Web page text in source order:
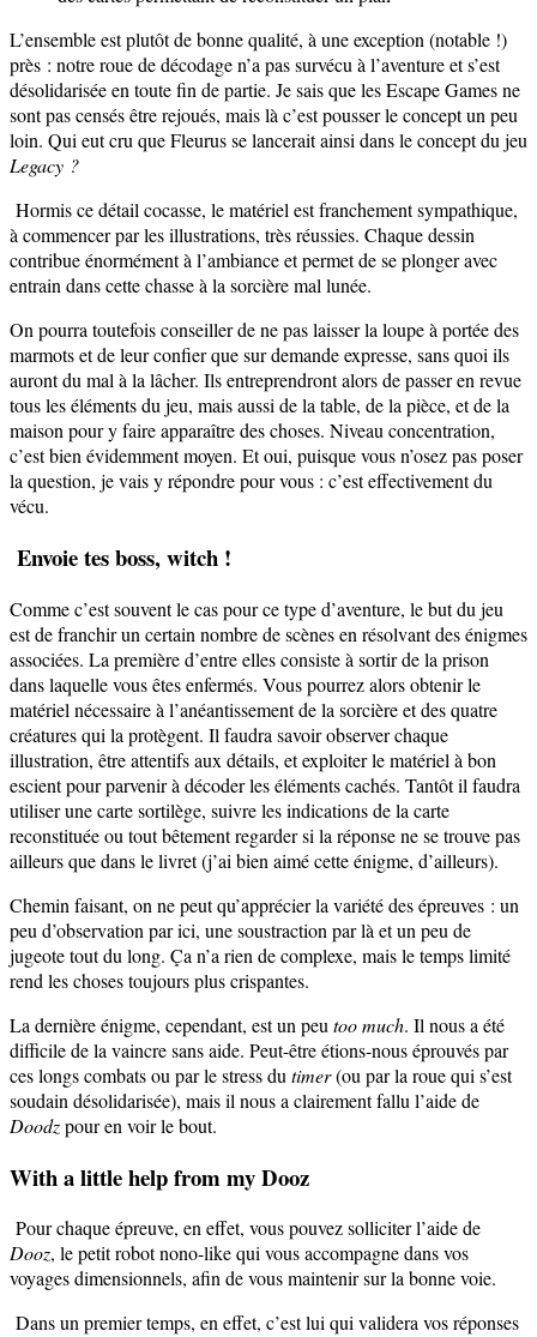
L’ensemble est plutôt de bonne qualité, à une exception (notable !)
près : notre roue de décodage n’a pas survécu à l’aventure et s’est
désolidarisée en toute fin de partie. Je sais que les Escape Games ne
sont pas censés être rejoués, mais là c’est pousser le concept un peu
loin. Qui eut cru que Fleurus se lancerait ainsi dans le concept du jeu
Legacy ?
Hormis ce détail cocasse, le matériel est franchement sympathique,
à commencer par les illustrations, très réussies. Chaque dessin
contribue énormément à l’ambiance et permet de se plonger avec
entrain dans cette chasse à la sorcière mal lunée.
On pourra toutefois conseiller de ne pas laisser la loupe à portée des
marmots et de leur confier que sur demande expresse, sans quoi ils
auront du mal à la lâcher. Ils entreprendront alors de passer en revue
tous les éléments du jeu, mais aussi de la table, de la pièce, et de la
maison pour y faire apparaître des choses. Niveau concentration,
c’est bien évidemment moyen. Et oui, puisque vous n’osez pas poser
la question, je vais y répondre pour vous : c’est effectivement du
vécu.
Envoie tes boss, witch !
Comme c’est souvent le cas pour ce type d’aventure, le but du jeu
est de franchir un certain nombre de scènes en résolvant des énigmes
associées. La première d’entre elles consiste à sortir de la prison
dans laquelle vous êtes enfermés. Vous pourrez alors obtenir le
matériel nécessaire à l’anéantissement de la sorcière et des quatre
créatures qui la protègent. Il faudra savoir observer chaque
illustration, être attentifs aux détails, et exploiter le matériel à bon
escient pour parvenir à décoder les éléments cachés. Tantôt il faudra
utiliser une carte sortilège, suivre les indications de la carte
reconstituée ou tout bêtement regarder si la réponse ne se trouve pas
ailleurs que dans le livret (j’ai bien aimé cette énigme, d’ailleurs).
Chemin faisant, on ne peut qu’apprécier la variété des épreuves : un
peu d’observation par ici, une soustraction par là et un peu de
jugeote tout du long. Ça n’a rien de complexe, mais le temps limité
rend les choses toujours plus crispantes.
La dernière énigme, cependant, est un peu too much. Il nous a été
difficile de la vaincre sans aide. Peut-être étions-nous éprouvés par
ces longs combats ou par le stress du timer(ou par la roue qui s’est
soudain désolidarisée), mais il nous a clairement fallu l’aide de
Doodzpour en voir le bout.
With a little help from my Dooz
Pour chaque épreuve, en effet, vous pouvez solliciter l’aide de
Dooz, le petit robot nono-like qui vous accompagne dans vos
voyages dimensionnels, afin de vous maintenir sur la bonne voie.
Dans un premier temps, en effet, c’est lui qui validera vos réponses